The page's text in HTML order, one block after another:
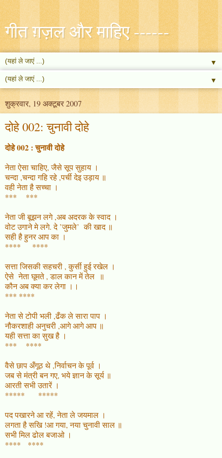
गीत ग़ज़ल और माहिए ------
▼
▼
शुक्रवार, 19 अक्टूबर 2007
दोहे 002: चुनावी दोहे
दोहे 002 : चुनावी दोहे
नेता ऐसा चाहिए, जैसे सूप सुहाय ।
चन्दा ,चन्दा गहि रहे ,पर्ची देइ उड़ाय ॥
वही नेता है सच्चा ।
*** ***
नेता जी बूझन लगे ,अब अदरक के स्वाद ।
वोट उगाने मे लगे. दे ’जुमले’ की खाद ॥
सही है हुनर आप का ।
**** ****
सत्ता जिसकी सहचरी , कुर्सी हुई रखेल ।
ऐसे नेता घूमते , डाल कान में तेल ॥
कौन अब क्या कर लेगा ।।
*** ****
नेता से टोपी भली ,ढँक ले सारा पाप ।
नौकरशाही अनुचरी ,आगे आगे आप ॥
यही सत्ता का सुख है ।
*** ****
वैसे छाप अँगूठ थे ,निर्वाचन के पूर्व ।
जब से मंत्री बन गए, भये ज्ञान के सूर्य ॥
आरती सभी उतारें ।
***** *****
पद पखारने आ रहें, नेता ले जयमाल ।
लगता है सखि !आ गया, नया चुनावी साल ॥
सभी मिल ढोल बजाओ ।
**** ****